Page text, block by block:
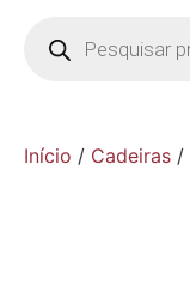
Início / Cadeiras /